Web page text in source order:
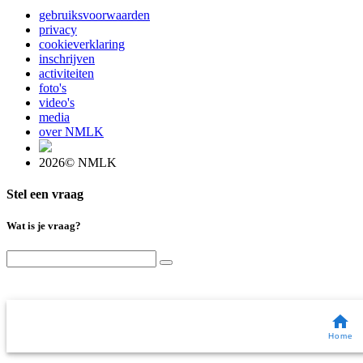
gebruiksvoorwaarden
privacy
cookieverklaring
inschrijven
activiteiten
foto's
video's
media
over NMLK
2026© NMLK
Stel een vraag
Wat is je vraag?
Home